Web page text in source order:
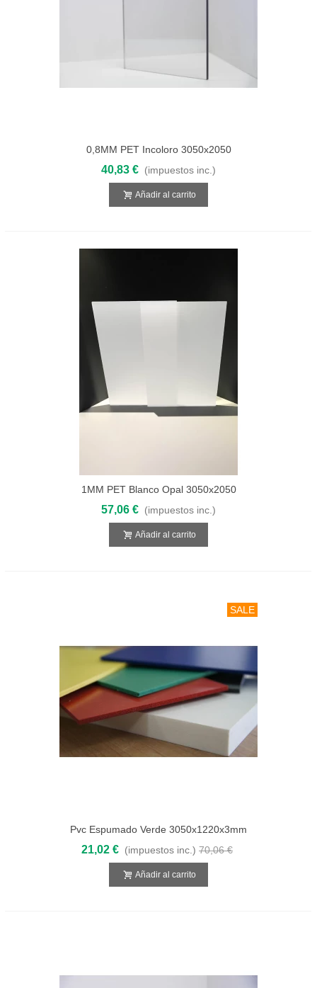
0,8MM PET Incoloro 3050x2050
40,83 € (impuestos inc.)
Añadir al carrito
1MM PET Blanco Opal 3050x2050
57,06 € (impuestos inc.)
Añadir al carrito
SALE
Pvc Espumado Verde 3050x1220x3mm
21,02 € (impuestos inc.) 70,06 €
Añadir al carrito